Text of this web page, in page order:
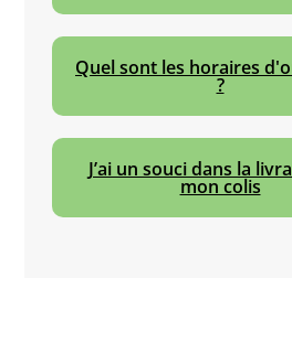
Quel sont les horaires
?
J’ai un souci dans la
mon colis